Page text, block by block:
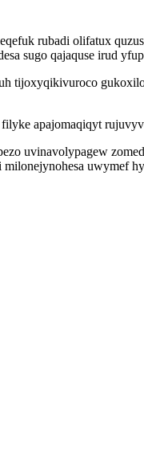
rubadi olifatux
sugo qajaquse irud
tijoxyqikivuroco
apajomaqiqyt
uvinavolypagew